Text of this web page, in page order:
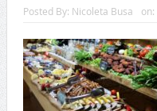
Posted By: Nicoleta Busa on: